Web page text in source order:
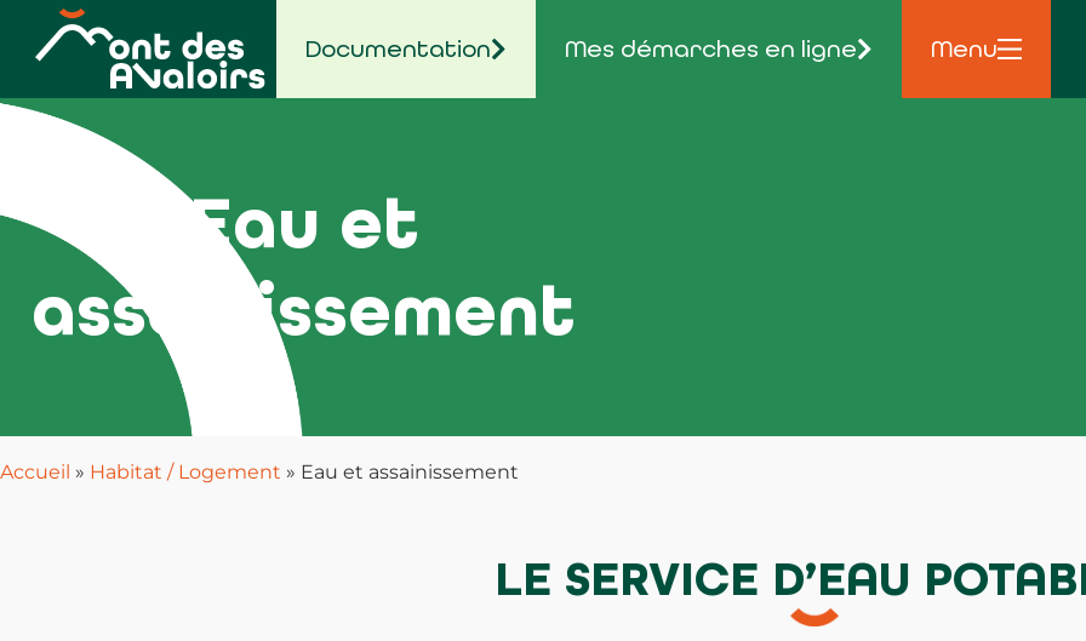
principal
Documentation Mes démarches en ligne Menu
Eau et
assainissement
Accueil » Habitat / Logement » Eau et assainissement​
LE SERVICE D’EAU